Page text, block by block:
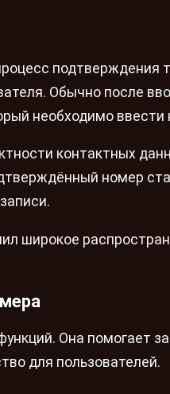
подтверждения
Обычно после
необходимо ввести
контактных
номер
широкое
Она помогает
для пользователей.